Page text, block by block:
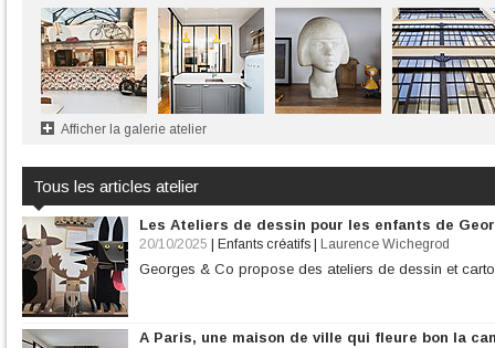
Afficher la galerie atelier
Tous les articles atelier
Les Ateliers de dessin pour les enfants de
20/10/2025 Enfants créatifs Laurence Wichegrod
Georges & Co propose des ateliers de dessin et
A Paris, une maison de ville qui fleure bon la